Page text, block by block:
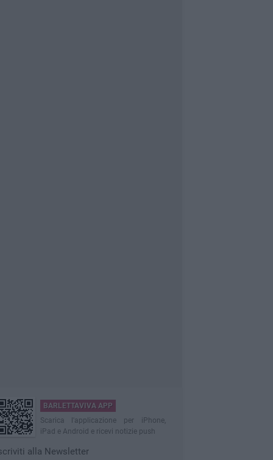
BARLETTAVIVA APP
Scarica l'applicazione per iPhone,
iPad e Android e ricevi notizie push
alla Newsletter